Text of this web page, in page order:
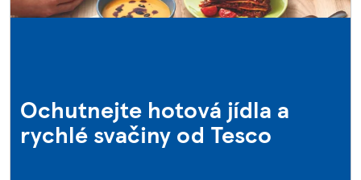
Ochutnejte hotová jídla a
rychlé svačiny od Tesco